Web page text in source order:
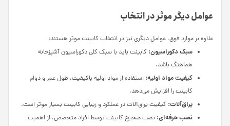
عوامل دیگر موثر در انتخاب
علاوه بر موارد فوق، عوامل دیگری نیز در انتخاب کابینت موثر هستند:
سبک دکوراسیون: کابینت باید با سبک کلی دکوراسیون آشپزخانه
هماهنگ باشد.
کیفیت مواد اولیه: استفاده از مواد اولیه باکیفیت، طول عمر و دوام
کابینت را افزایش می‌دهد.
یراق‌آلات: کیفیت یراق‌آلات در عملکرد و زیبایی کابینت بسیار موثر است.
نصب حرفه‌ای: نصب صحیح کابینت توسط افراد متخصص، از اهمیت